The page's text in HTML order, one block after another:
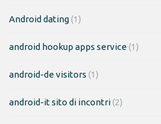
Android dating(1)
android hookup apps service(1)
android-de visitors (1)
android-it sito di incontri(2)